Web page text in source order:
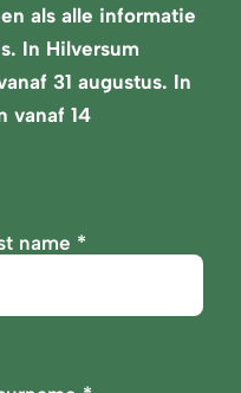
als alle informatie
In Hilversum
31 augustus. In
vanaf 14
name